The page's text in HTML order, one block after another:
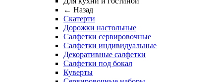
← Назад
Скатерти
Дорожки настольные
Салфетки сервировочные
Салфетки индивидуальные
Декоративные салфетки
Салфетки под бокал
Куверты